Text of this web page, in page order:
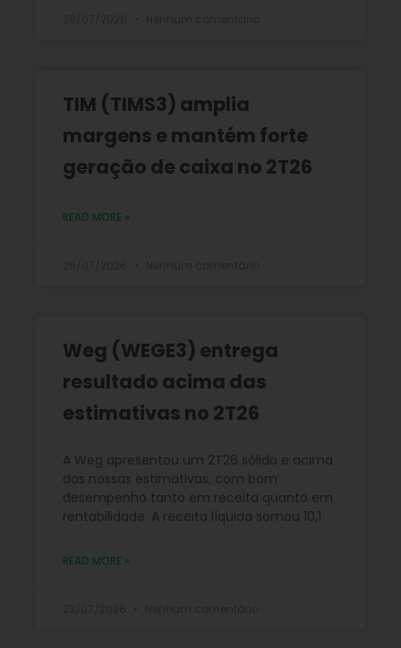
TIM (TIMS3) amplia
margens e mantém forte
geração de caixa no 2T26
READ MORE »
Weg (WEGE3) entrega
resultado acima das
estimativas no 2T26
A Weg apresentou um 2T26 sólido e acima
das nossas estimativas, com bom
desempenho tanto em receita quanto em
rentabilidade. A receita líquida somou 10,1
READ MORE »